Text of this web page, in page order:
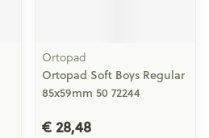
Ortopad
Ortopad Soft Boys Regular
85x59mm 50 72244
€ 28,48